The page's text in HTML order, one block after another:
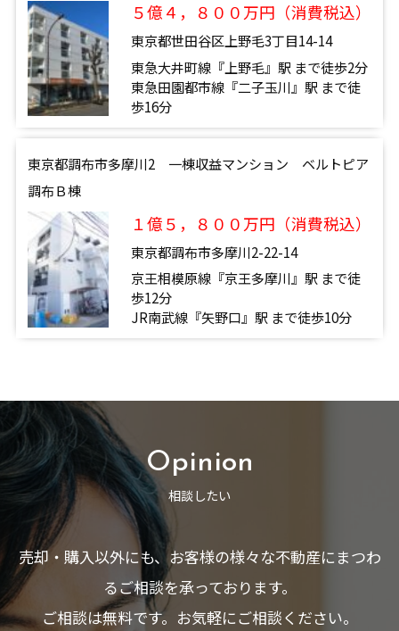
５億４，８００万円（消費税込）
東京都世田谷区上野毛3丁目14-14
東急大井町線『上野毛』駅 まで徒歩2分
東急田園都市線『二子玉川』駅 まで徒
歩16分
東京都調布市多摩川2 一棟収益マンション ベルトピア
調布Ｂ棟
１億５，８００万円（消費税込）
東京都調布市多摩川2-22-14
京王相模原線『京王多摩川』駅 まで徒
歩12分
JR南武線『矢野口』駅 まで徒歩10分
Opinion
相談したい
売却・購入以外にも、お客様の様々な不動産にまつわ
るご相談を承っております。
ご相談は無料です。お気軽にご相談ください。